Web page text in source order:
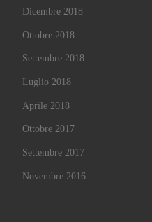
Dicembre 2018
Ottobre 2018
Settembre 2018
Luglio 2018
Aprile 2018
Ottobre 2017
Settembre 2017
Novembre 2016